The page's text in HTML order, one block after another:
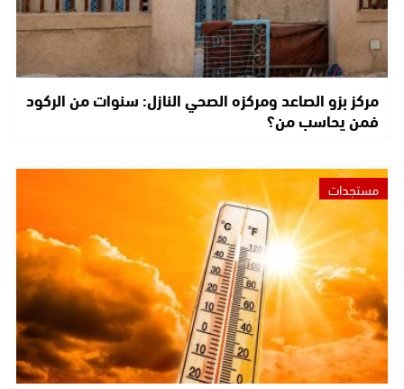
مركز بزو الصاعد ومركزه الصحي النازل: سنوات من الركود
فمن يحاسب من؟
مستجدات